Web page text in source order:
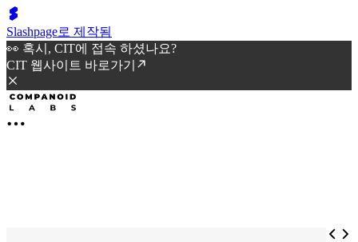
Slashpage로 제작됨
👀 혹시, CIT에 접속 하셨나요?
CIT 웹사이트 바로가기